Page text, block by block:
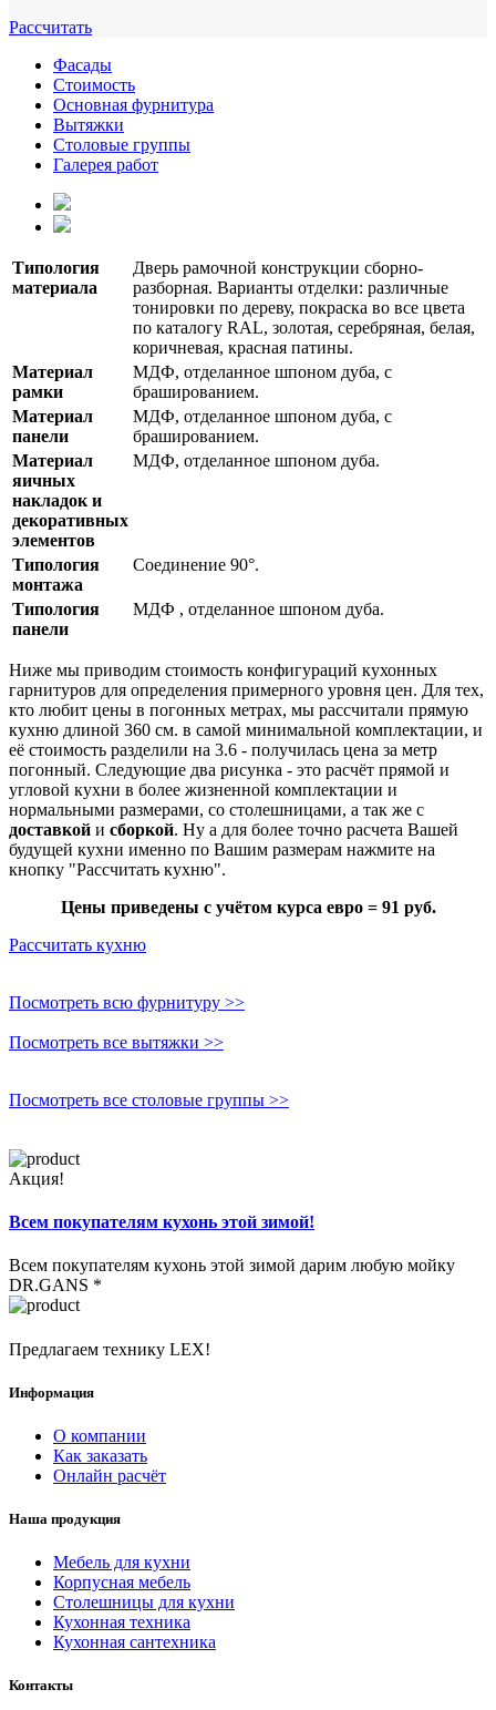
Рассчитать
Фасады
Стоимость
Основная фурнитура
Вытяжки
Столовые группы
Галерея работ
Типология
материала
Дверь рамочной конструкции сборно-
разборная. Варианты отделки: различные
тонировки по дереву, покраска во все цвета
по каталогу RAL, золотая, серебряная, белая,
коричневая, красная патины.
Материал
рамки
МДФ, отделанное шпоном дуба, с
брашированием.
Материал
панели
МДФ, отделанное шпоном дуба, с
брашированием.
Материал
яичных
накладок и
декоративных
элементов
МДФ, отделанное шпоном дуба.
Типология
монтажа
Соединение 90°.
Типология
панели
МДФ , отделанное шпоном дуба.
Ниже мы приводим стоимость конфигураций кухонных
гарнитуров для определения примерного уровня цен. Для тех,
кто любит цены в погонных метрах, мы рассчитали прямую
кухню длиной 360 см. в самой минимальной комплектации, и
её стоимость разделили на 3.6 - получилась цена за метр
погонный. Следующие два рисунка - это расчёт прямой и
угловой кухни в более жизненной комплектации и
нормальными размерами, со столешницами, а так же с
доставкой и сборкой. Ну а для более точно расчета Вашей
будущей кухни именно по Вашим размерам нажмите на
кнопку "Рассчитать кухню".
Цены приведены с учётом курса евро = 91 руб.
Рассчитать кухню
Посмотреть всю фурнитуру >>
Посмотреть все вытяжки >>
Посмотреть все столовые группы >>
Акция!
Всем покупателям кухонь этой зимой!
Всем покупателям кухонь этой зимой дарим любую мойку
DR.GANS *
Предлагаем технику LEX!
Информация
О компании
Как заказать
Онлайн расчёт
Наша продукция
Мебель для кухни
Корпусная мебель
Столешницы для кухни
Кухонная техника
Кухонная сантехника
Контакты